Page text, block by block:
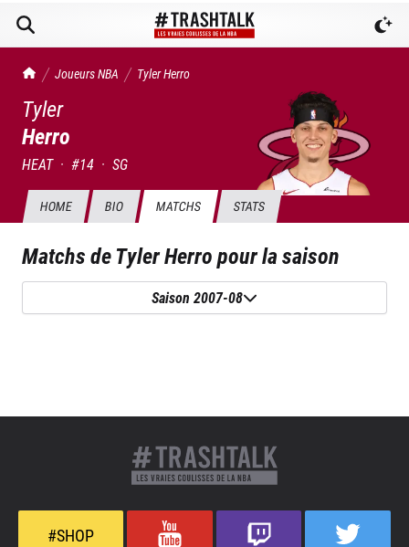
TrashTalk Actu NBA
Joueurs NBA TylerHerro
Tyler
Herro
HEAT · #14 · SG
HOME BIO MATCHS STATS
Matchs deTyler Herropour la saison
Saison 2007-08
#SHOP